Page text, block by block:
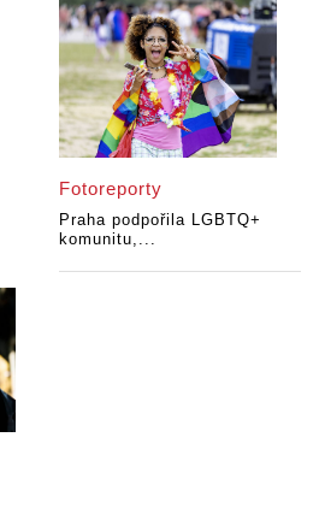
Fotoreporty
Praha podpořila LGBTQ+
komunitu,...